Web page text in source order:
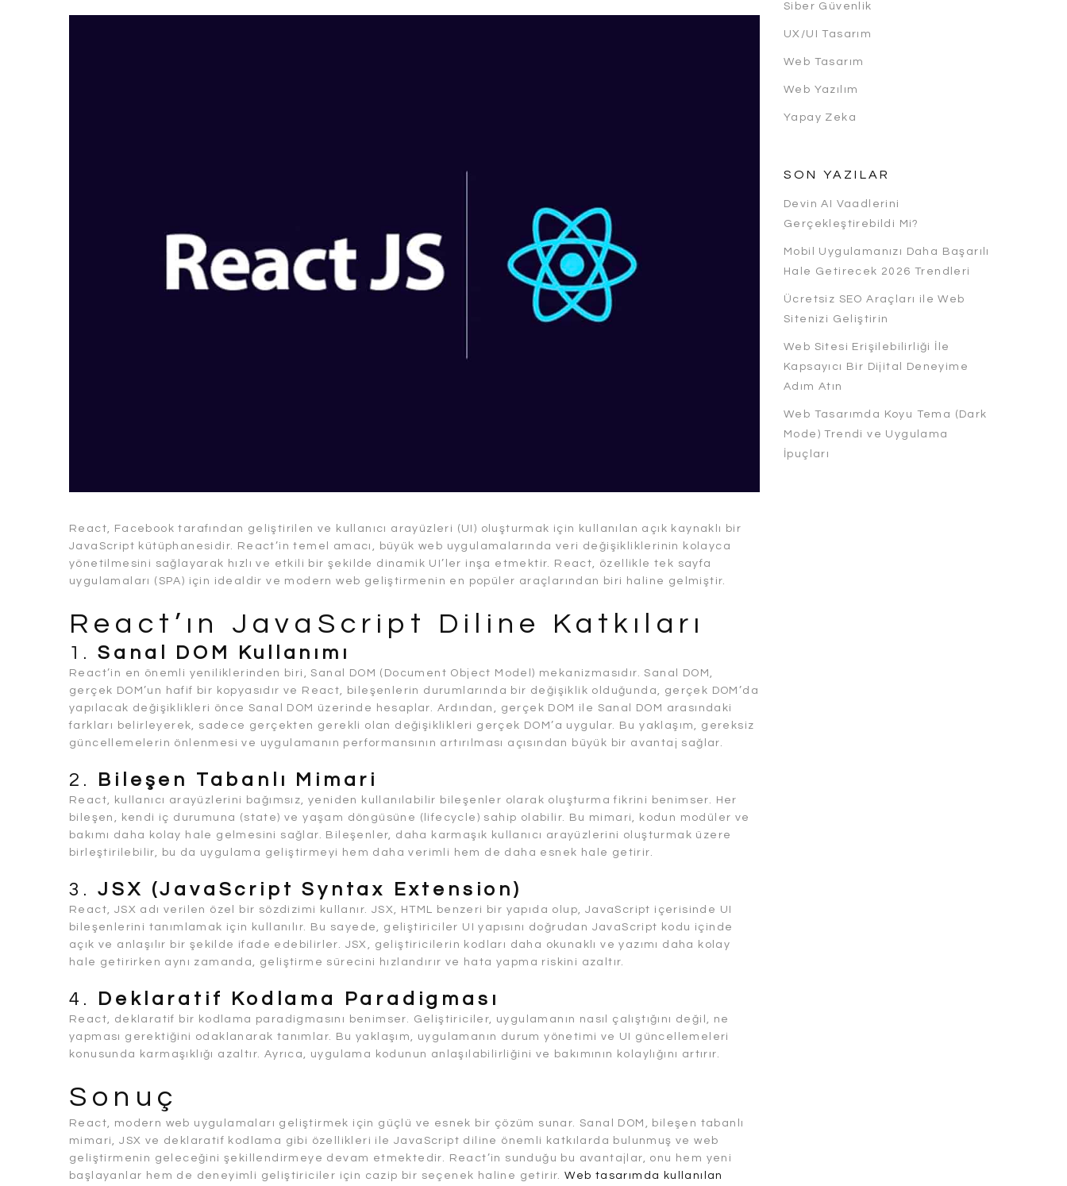
React, Facebook tarafından geliştirilen ve kullanıcı arayüzleri (UI) oluşturmak için kullanılan açık kaynaklı bir
JavaScript kütüphanesidir. React’in temel amacı, büyük web uygulamalarında veri değişikliklerinin kolayca
yönetilmesini sağlayarak hızlı ve etkili bir şekilde dinamik UI’ler inşa etmektir. React, özellikle tek sayfa
uygulamaları (SPA) için idealdir ve modern web geliştirmenin en popüler araçlarından biri haline gelmiştir.
React’ın JavaScript Diline Katkıları
1.Sanal DOM Kullanımı
React’in en önemli yeniliklerinden biri, Sanal DOM (Document Object Model) mekanizmasıdır. Sanal DOM,
gerçek DOM’un hafif bir kopyasıdır ve React, bileşenlerin durumlarında bir değişiklik olduğunda, gerçek DOM’da
yapılacak değişiklikleri önce Sanal DOM üzerinde hesaplar. Ardından, gerçek DOM ile Sanal DOM arasındaki
farkları belirleyerek, sadece gerçekten gerekli olan değişiklikleri gerçek DOM’a uygular. Bu yaklaşım, gereksiz
güncellemelerin önlenmesi ve uygulamanın performansının artırılması açısından büyük bir avantaj sağlar.
2. Bileşen Tabanlı Mimari
React, kullanıcı arayüzlerini bağımsız, yeniden kullanılabilir bileşenler olarak oluşturma fikrini benimser. Her
bileşen, kendi iç durumuna (state) ve yaşam döngüsüne (lifecycle) sahip olabilir. Bu mimari, kodun modüler ve
bakımı daha kolay hale gelmesini sağlar. Bileşenler, daha karmaşık kullanıcı arayüzlerini oluşturmak üzere
birleştirilebilir, bu da uygulama geliştirmeyi hem daha verimli hem de daha esnek hale getirir.
3.JSX (JavaScript Syntax Extension)
React, JSX adı verilen özel bir sözdizimi kullanır. JSX, HTML benzeri bir yapıda olup, JavaScript içerisinde UI
bileşenlerini tanımlamak için kullanılır. Bu sayede, geliştiriciler UI yapısını doğrudan JavaScript kodu içinde
açık ve anlaşılır bir şekilde ifade edebilirler. JSX, geliştiricilerin kodları daha okunaklı ve yazımı daha kolay
hale getirirken aynı zamanda, geliştirme sürecini hızlandırır ve hata yapma riskini azaltır.
4. Deklaratif Kodlama Paradigması
React, deklaratif bir kodlama paradigmasını benimser. Geliştiriciler, uygulamanın nasıl çalıştığını değil, ne
yapması gerektiğini odaklanarak tanımlar. Bu yaklaşım, uygulamanın durum yönetimi ve UI güncellemeleri
konusunda karmaşıklığı azaltır. Ayrıca, uygulama kodunun anlaşılabilirliğini ve bakımının kolaylığını artırır.
Sonuç
React, modern web uygulamaları geliştirmek için güçlü ve esnek bir çözüm sunar. Sanal DOM, bileşen tabanlı
mimari, JSX ve deklaratif kodlama gibi özellikleri ile JavaScript diline önemli katkılarda bulunmuş ve web
geliştirmenin geleceğini şekillendirmeye devam etmektedir. React’in sunduğu bu avantajlar, onu hem yeni
başlayanlar hem de deneyimli geliştiriciler için cazip bir seçenek haline getirir.Web tasarımda kullanılan
Siber Güvenlik
UX/UI Tasarım
Web Tasarım
Web Yazılım
Yapay Zeka
SON YAZILAR
Devin AI Vaadlerini
Gerçekleştirebildi Mi?
Mobil Uygulamanızı Daha Başarılı
Hale Getirecek 2026 Trendleri
Ücretsiz SEO Araçları ile Web
Sitenizi Geliştirin
Web Sitesi Erişilebilirliği İle
Kapsayıcı Bir Dijital Deneyime
Adım Atın
Web Tasarımda Koyu Tema (Dark
Mode) Trendi ve Uygulama
İpuçları